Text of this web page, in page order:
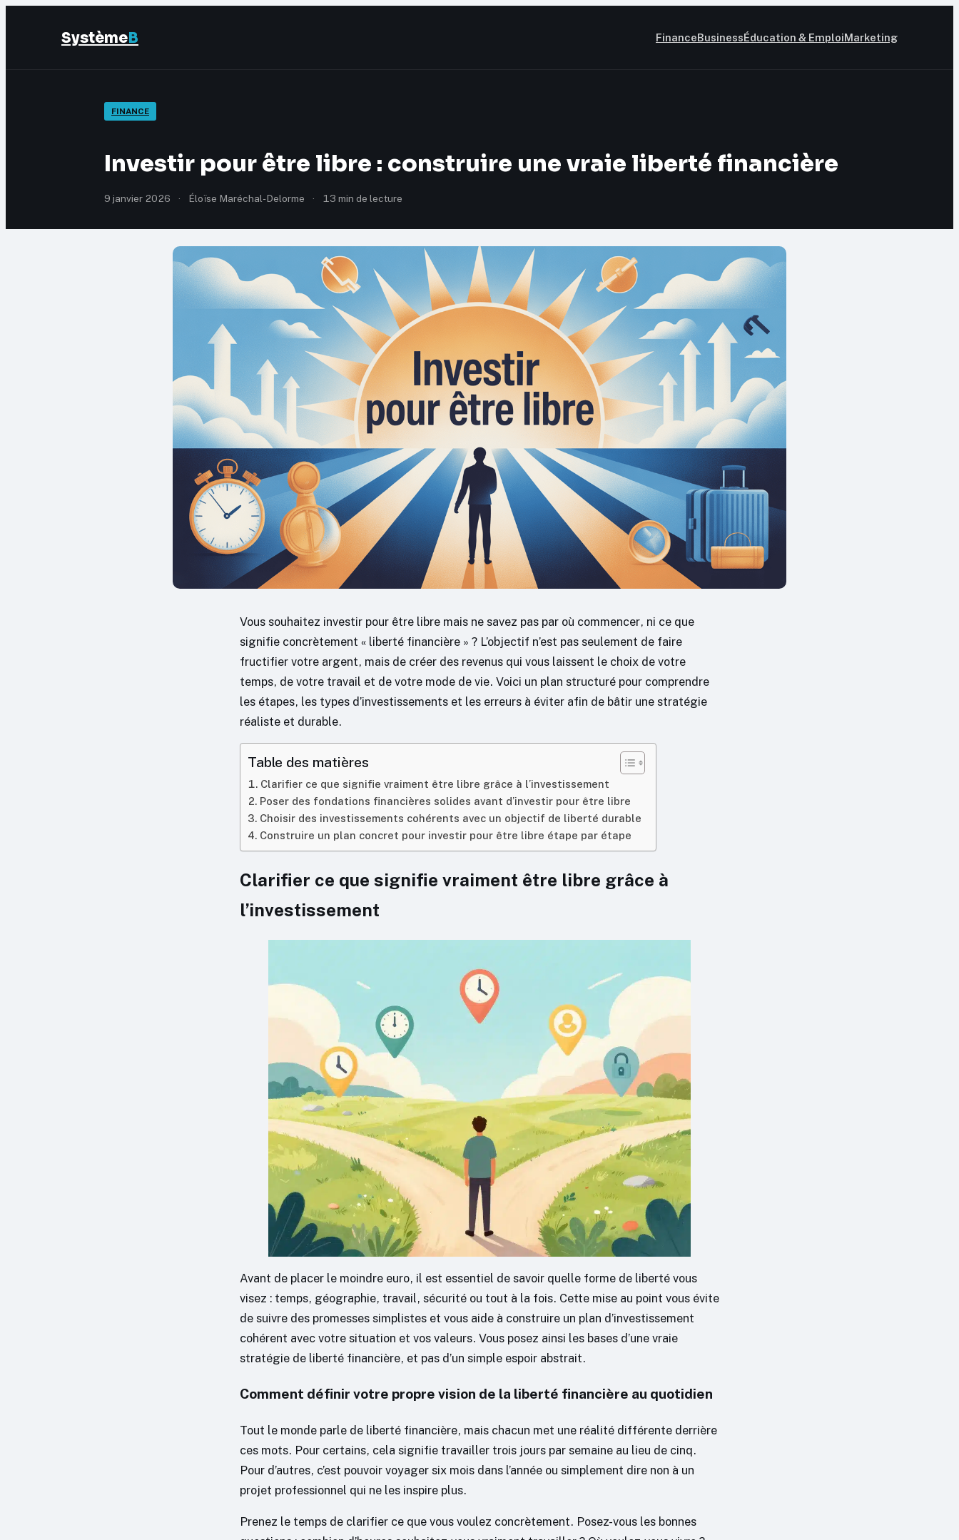
SystèmeB FinanceBusinessÉducation & EmploiMarketing
FINANCE
Investir pour être libre : construire une vraie liberté financière
9 janvier 2026 · Éloïse Maréchal-Delorme · 13 min de lecture
Vous souhaitez investir pour être libre mais ne savez pas par où commencer, ni ce que
signifie concrètement « liberté financière » ? L’objectif n’est pas seulement de faire
fructifier votre argent, mais de créer des revenus qui vous laissent le choix de votre
temps, de votre travail et de votre mode de vie. Voici un plan structuré pour comprendre
les étapes, les types d’investissements et les erreurs à éviter afin de bâtir une stratégie
réaliste et durable.
Table des matières
Clarifier ce que signifie vraiment être libre grâce à l’investissement
Poser des fondations financières solides avant d’investir pour être libre
Choisir des investissements cohérents avec un objectif de liberté durable
Construire un plan concret pour investir pour être libre étape par étape
Clarifier ce que signifie vraiment être libre grâce à
l’investissement
Avant de placer le moindre euro, il est essentiel de savoir quelle forme de liberté vous
visez : temps, géographie, travail, sécurité ou tout à la fois. Cette mise au point vous évite
de suivre des promesses simplistes et vous aide à construire un plan d’investissement
cohérent avec votre situation et vos valeurs. Vous posez ainsi les bases d’une vraie
stratégie de liberté financière, et pas d’un simple espoir abstrait.
Comment définir votre propre vision de la liberté financière au quotidien
Tout le monde parle de liberté financière, mais chacun met une réalité différente derrière
ces mots. Pour certains, cela signifie travailler trois jours par semaine au lieu de cinq.
Pour d’autres, c’est pouvoir voyager six mois dans l’année ou simplement dire non à un
projet professionnel qui ne les inspire plus.
Prenez le temps de clarifier ce que vous voulez concrètement. Posez-vous les bonnes